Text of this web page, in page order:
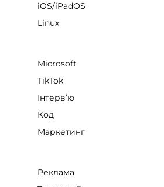
iOS/iPadOS
Linux
Microsoft
TikTok
Інтервʼю
Код
Маркетинг
Реклама